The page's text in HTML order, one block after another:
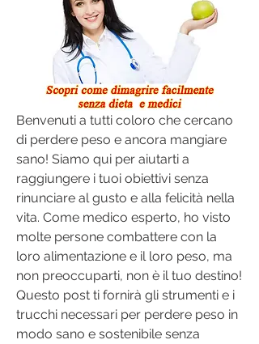
Benvenuti a tutti coloro che cercano
di perdere peso e ancora mangiare
sano! Siamo qui per aiutarti a
raggiungere i tuoi obiettivi senza
rinunciare al gusto e alla felicità nella
vita. Come medico esperto, ho visto
molte persone combattere con la
loro alimentazione e il loro peso, ma
non preoccuparti, non è il tuo destino!
Questo post ti fornirà gli strumenti e i
trucchi necessari per perdere peso in
modo sano e sostenibile senza